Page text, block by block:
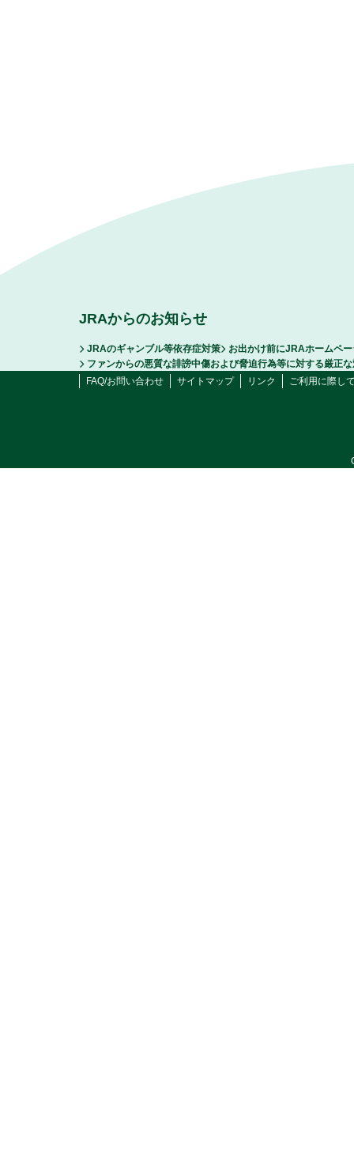
JRAからのお知らせ
JRAのギャンブル等依存症対策
お出かけ前にJRAホームペ
ファンからの悪質な誹謗中傷および脅迫行為等に対する厳正
FAQ/お問い合わせ
サイトマップ リンク ご利用に際し